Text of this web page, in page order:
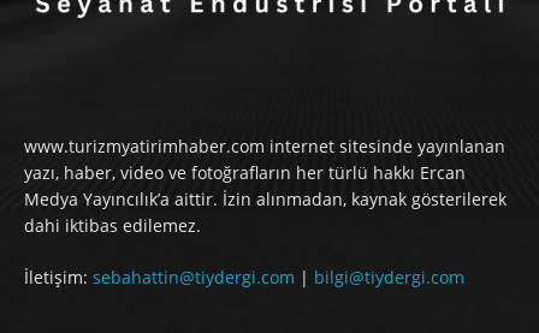
www.turizmyatirimhaber.com internet sitesinde yayınlanan
yazı, haber, video ve fotoğrafların her türlü hakkı Ercan
Medya Yayıncılık’a aittir. İzin alınmadan, kaynak gösterilerek
dahi iktibas edilemez.
İletişim: sebahattin@tiydergi.com | bilgi@tiydergi.com